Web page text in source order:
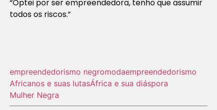
“Optei por ser empreendedora, tenho que assumir
todos os riscos.”
empreendedorismo negromodaempreendedorismo
Africanos e suas lutasÁfrica e sua diáspora
Mulher Negra